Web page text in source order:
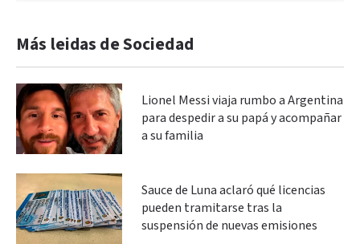
Más leidas de Sociedad
Lionel Messi viaja rumbo a Argentina
para despedir a su papá y acompañar
a su familia
Sauce de Luna aclaró qué licencias
pueden tramitarse tras la
suspensión de nuevas emisiones